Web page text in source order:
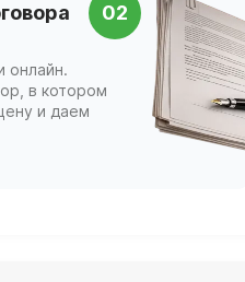
02
онлайн.
в котором
и даем